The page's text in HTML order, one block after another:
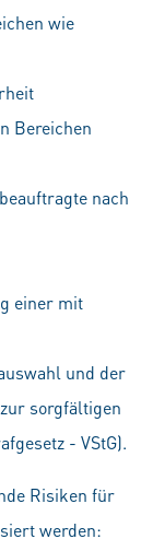
wie
Bereichen
nach
einer mit
und der
sorgfältigen
- VStG).
Risiken für
werden: